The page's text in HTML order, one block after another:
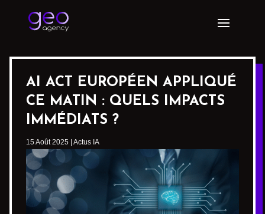
AI ACT EUROPÉEN APPLIQUÉ
CE MATIN : QUELS IMPACTS
IMMÉDIATS ?
15 Août 2025 Actus IA